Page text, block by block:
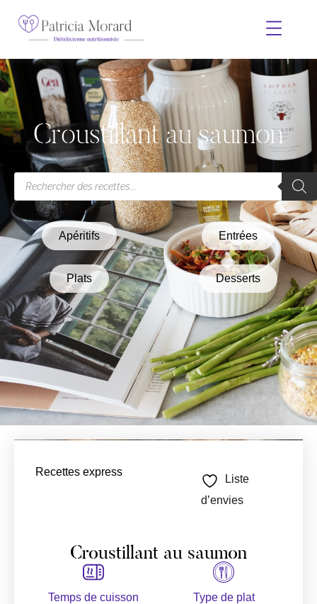
Croustillant au saumon
Apéritifs Entrées
Plats Desserts
Recettes express
Liste
d’envies
Croustillant au saumon
Temps de cuisson Type de plat